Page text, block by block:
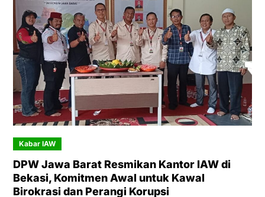
Kabar IAW
DPW Jawa Barat Resmikan Kantor IAW di
Bekasi, Komitmen Awal untuk Kawal
Birokrasi dan Perangi Korupsi